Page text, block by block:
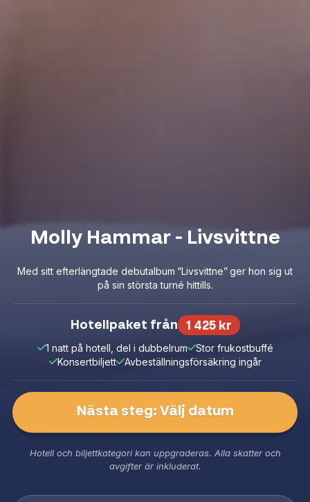
Molly Hammar - Livsvittne
Med sitt efterlängtade debutalbum “Livsvittne” ger hon sig ut
på sin största turné hittills.
Hotellpaket från 1 425 kr
1 natt på hotell, del i dubbelrum
Stor frukostbuffé
Konsertbiljett
Avbeställningsförsäkring ingår
Hotell och biljettkategori kan uppgraderas. Alla skatter och
avgifter är inkluderat.
Nästa steg: Välj datum